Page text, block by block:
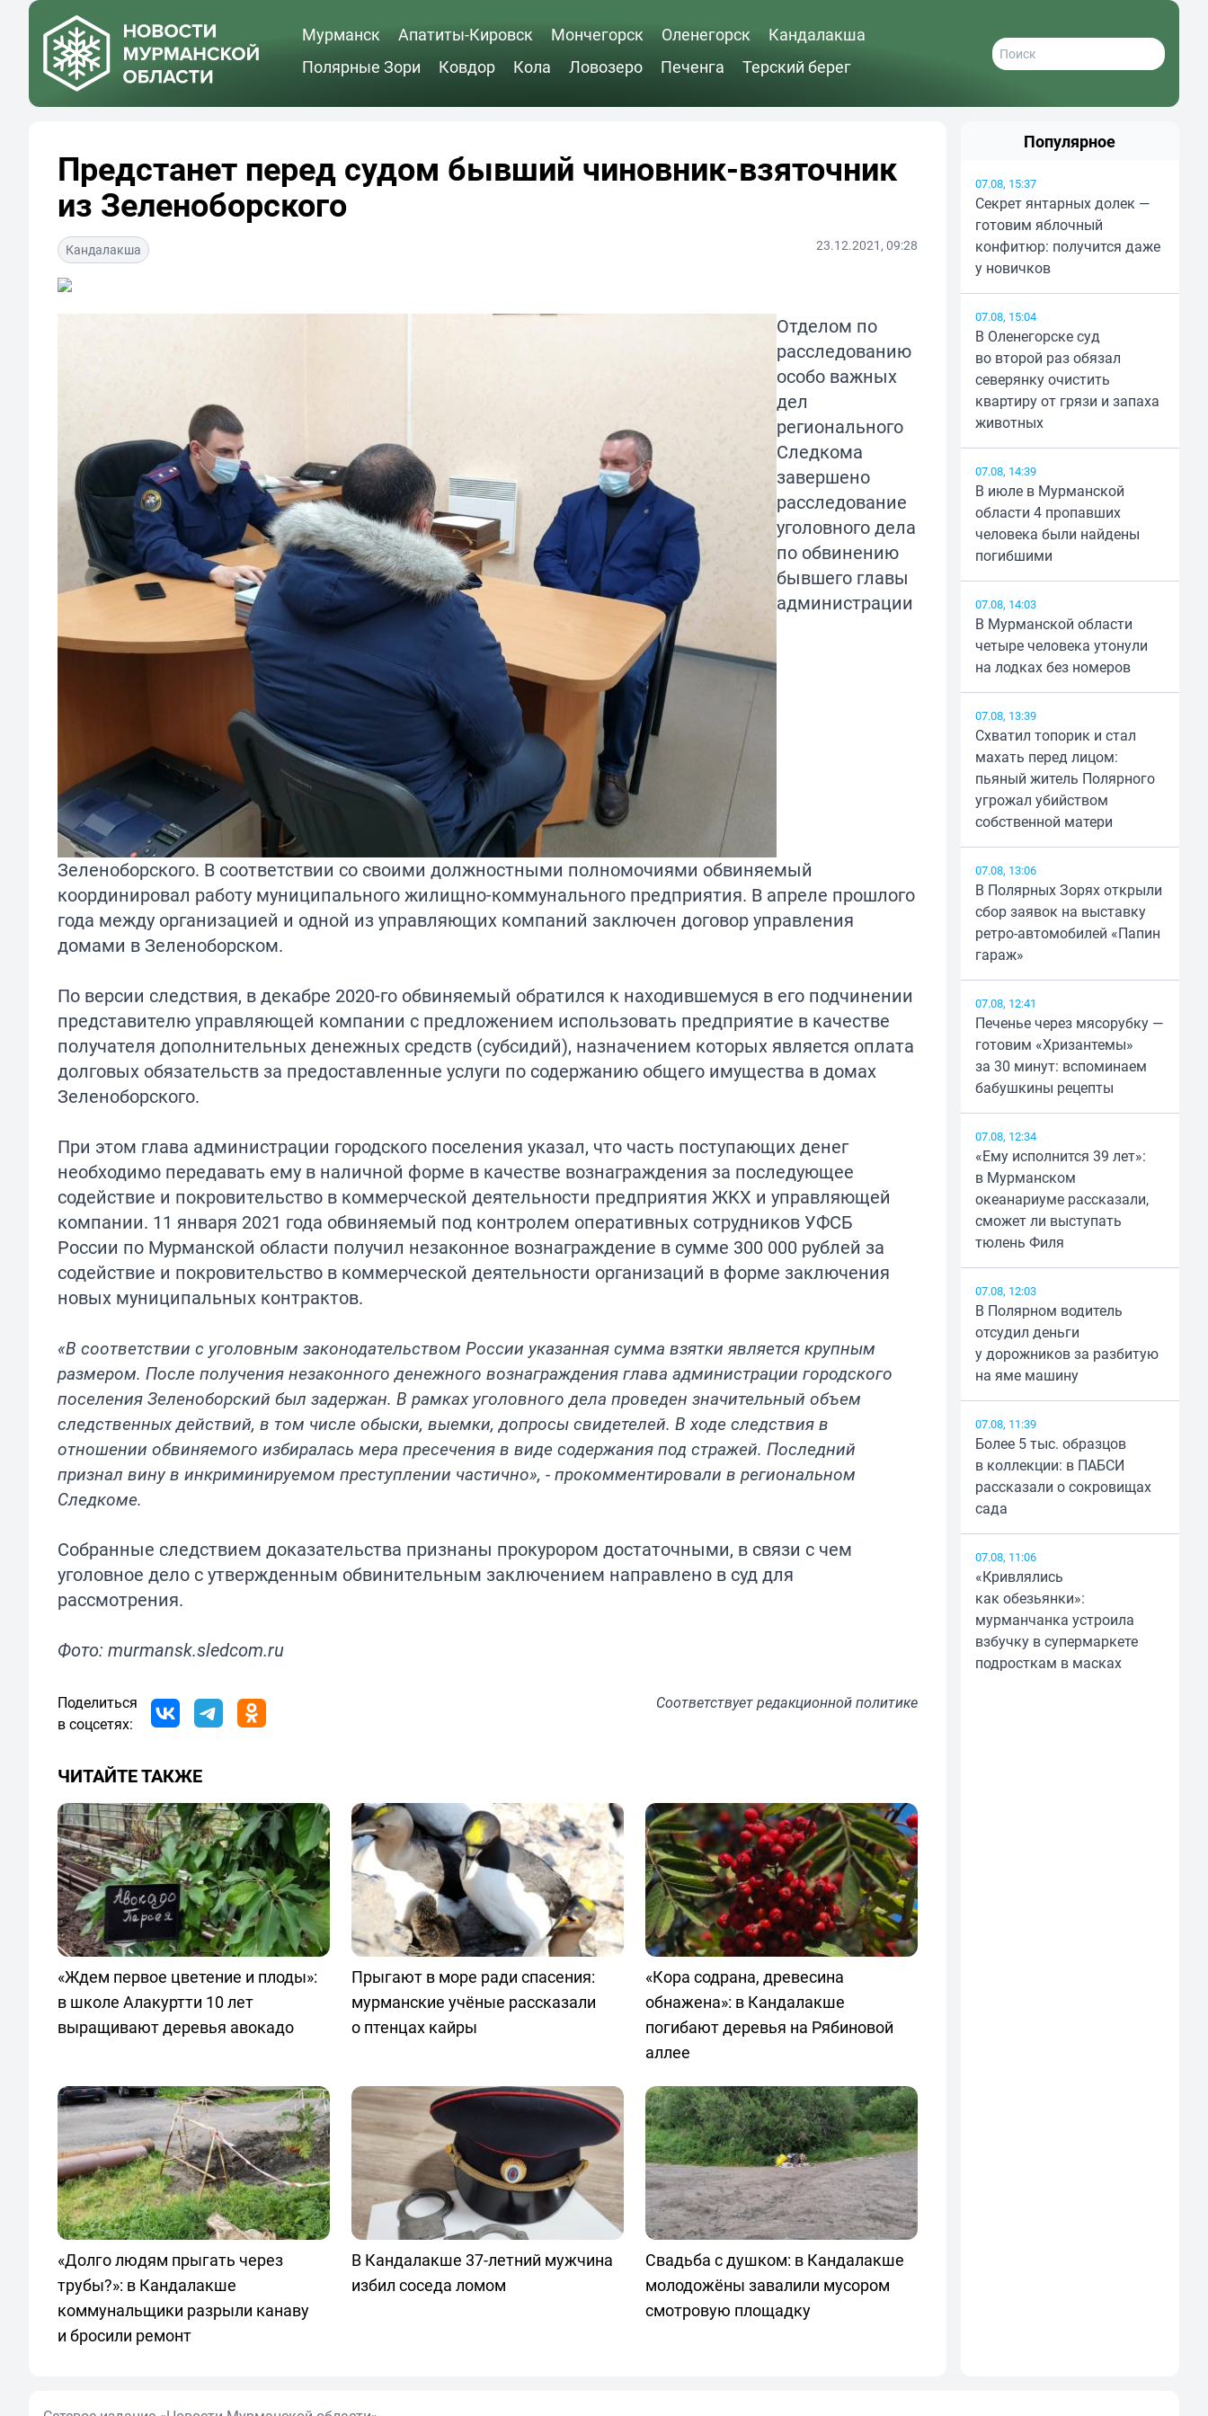
Мурманск Апатиты-Кировск Мончегорск Оленегорск
Кандалакша
Полярные Зори
Ковдор Кола Ловозеро Печенга Терский берег
Предстанет перед судом бывший чиновник-взяточник
из Зеленоборского
Кандалакша 23.12.2021, 09:28
Отделом по
расследованию
особо важных
дел
регионального
Следкома
завершено
расследование
уголовного дела
по обвинению
бывшего главы
администрации
Зеленоборского. В соответствии со своими должностными полномочиями обвиняемый
координировал работу муниципального жилищно-коммунального предприятия. В апреле прошлого
года между организацией и одной из управляющих компаний заключен договор управления
домами в Зеленоборском.
По версии следствия, в декабре 2020-го обвиняемый обратился к находившемуся в его подчинении
представителю управляющей компании с предложением использовать предприятие в качестве
получателя дополнительных денежных средств (субсидий), назначением которых является оплата
долговых обязательств за предоставленные услуги по содержанию общего имущества в домах
Зеленоборского.
При этом глава администрации городского поселения указал, что часть поступающих денег
необходимо передавать ему в наличной форме в качестве вознаграждения за последующее
содействие и покровительство в коммерческой деятельности предприятия ЖКХ и управляющей
компании. 11 января 2021 года обвиняемый под контролем оперативных сотрудников УФСБ
России по Мурманской области получил незаконное вознаграждение в сумме 300 000 рублей за
содействие и покровительство в коммерческой деятельности организаций в форме заключения
новых муниципальных контрактов.
«В соответствии с уголовным законодательством России указанная сумма взятки является крупным
размером. После получения незаконного денежного вознаграждения глава администрации городского
поселения Зеленоборский был задержан. В рамках уголовного дела проведен значительный объем
следственных действий, в том числе обыски, выемки, допросы свидетелей. В ходе следствия в
отношении обвиняемого избиралась мера пресечения в виде содержания под стражей. Последний
признал вину в инкриминируемом преступлении частично», - прокомментировали в региональном
Следкоме.
Собранные следствием доказательства признаны прокурором достаточными, в связи с чем
уголовное дело с утвержденным обвинительным заключением направлено в суд для
рассмотрения.
Фото: murmansk.sledcom.ru
Поделиться
в соцсетях:
Соответствуетредакционной политике
ЧИТАЙТЕ ТАКЖЕ
«Ждем первое цветение и плоды»:
в школе Алакуртти 10 лет
выращивают деревья авокадо
Прыгают в море ради спасения:
мурманские учёные рассказали
о птенцах кайры
«Кора содрана, древесина
обнажена»: в Кандалакше
погибают деревья на Рябиновой
аллее
«Долго людям прыгать через
трубы?»: в Кандалакше
коммунальщики разрыли канаву
и бросили ремонт
В Кандалакше 37-летний мужчина
избил соседа ломом
Свадьба с душком: в Кандалакше
молодожёны завалили мусором
смотровую площадку
Популярное
07.08, 15:37
Секрет янтарных долек —
готовим яблочный
конфитюр: получится даже
у новичков
07.08, 15:04
В Оленегорске суд
во второй раз обязал
северянку очистить
квартиру от грязи и запаха
животных
07.08, 14:39
В июле в Мурманской
области 4 пропавших
человека были найдены
погибшими
07.08, 14:03
В Мурманской области
четыре человека утонули
на лодках без номеров
07.08, 13:39
Схватил топорик и стал
махать перед лицом:
пьяный житель Полярного
угрожал убийством
собственной матери
07.08, 13:06
В Полярных Зорях открыли
сбор заявок на выставку
ретро-автомобилей «Папин
гараж»
07.08, 12:41
Печенье через мясорубку —
готовим «Хризантемы»
за 30 минут: вспоминаем
бабушкины рецепты
07.08, 12:34
«Ему исполнится 39 лет»:
в Мурманском
океанариуме рассказали,
сможет ли выступать
тюлень Филя
07.08, 12:03
В Полярном водитель
отсудил деньги
у дорожников за разбитую
на яме машину
07.08, 11:39
Более 5 тыс. образцов
в коллекции: в ПАБСИ
рассказали о сокровищах
сада
07.08, 11:06
«Кривлялись
как обезьянки»:
мурманчанка устроила
взбучку в супермаркете
подросткам в масках